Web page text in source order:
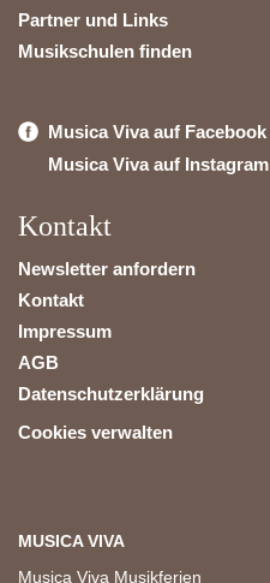
Partner und Links
Musikschulen finden
Musica Viva auf Facebook
Musica Viva auf Instagram
Kontakt
Newsletter anfordern
Kontakt
Impressum
AGB
Datenschutzerklärung
Cookies verwalten
MUSICA VIVA
Musica Viva Musikferien